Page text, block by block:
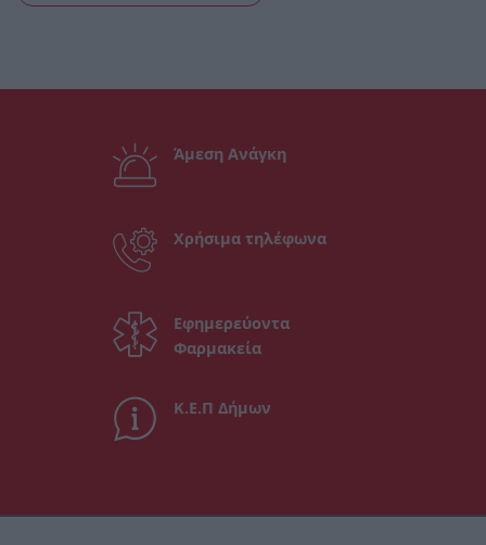
Άμεση Ανάγκη
Χρήσιμα τηλέφωνα
Εφημερεύοντα
Φαρμακεία
Κ.Ε.Π Δήμων